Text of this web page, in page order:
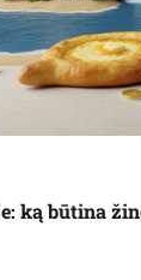
ką būtina